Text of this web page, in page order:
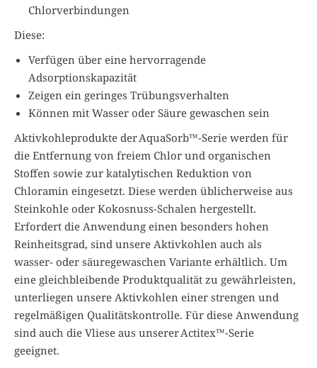
Chlorverbindungen
Diese:
Verfügen über eine hervorragende
Adsorptionskapazität
Zeigen ein geringes Trübungsverhalten
Können mit Wasser oder Säure gewaschen sein
Aktivkohleprodukte der AquaSorb™-Serie werden für
die Entfernung von freiem Chlor und organischen
Stoffen sowie zur katalytischen Reduktion von
Chloramin eingesetzt. Diese werden üblicherweise aus
Steinkohle oder Kokosnuss-Schalen hergestellt.
Erfordert die Anwendung einen besonders hohen
Reinheitsgrad, sind unsere Aktivkohlen auch als
wasser- oder säuregewaschen Variante erhältlich. Um
eine gleichbleibende Produktqualität zu gewährleisten,
unterliegen unsere Aktivkohlen einer strengen und
regelmäßigen Qualitätskontrolle. Für diese Anwendung
sind auch die Vliese aus unserer Actitex™-Serie
geeignet.